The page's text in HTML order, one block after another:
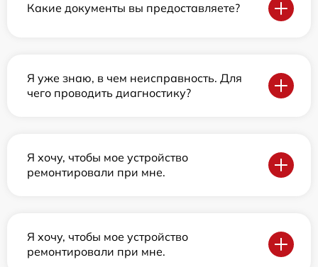
Какие документы вы предоставляете?
Я уже знаю, в чем неисправность. Для
чего проводить диагностику?
Я хочу, чтобы мое устройство
ремонтировали при мне.
Я хочу, чтобы мое устройство
ремонтировали при мне.